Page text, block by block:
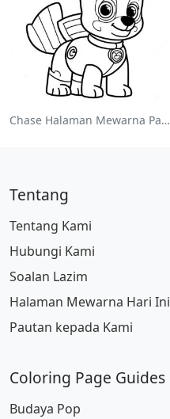
Chase Halaman Mewarna Paw Patrol
Tentang
Tentang Kami
Hubungi Kami
Soalan Lazim
Halaman Mewarna Hari Ini
Pautan kepada Kami
Coloring Page Guides
Budaya Pop